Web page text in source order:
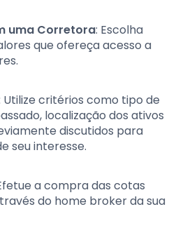
uma Corretora: Escolha
que ofereça acesso a
Utilize critérios como tipo de
localização dos ativos
discutidos para
seu interesse.
a compra das cotas
do home broker da sua